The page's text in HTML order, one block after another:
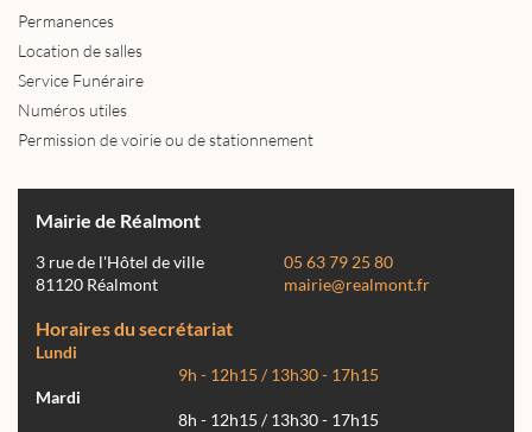
Permanences
Location de salles
Service Funéraire
Numéros utiles
Permission de voirie ou de stationnement
Mairie de Réalmont
3 rue de l'Hôtel de ville
81120 Réalmont
05 63 79 25 80
mairie@realmont.fr
Horaires du secrétariat
Lundi
9h - 12h15 / 13h30 - 17h15
Mardi
8h - 12h15 / 13h30 - 17h15